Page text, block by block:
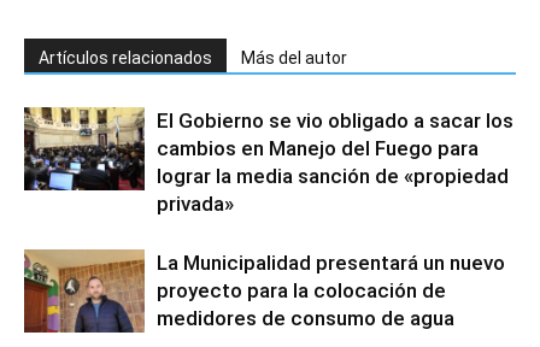
Artículos relacionados Más del autor
El Gobierno se vio obligado a sacar los
cambios en Manejo del Fuego para
lograr la media sanción de «propiedad
privada»
La Municipalidad presentará un nuevo
proyecto para la colocación de
medidores de consumo de agua